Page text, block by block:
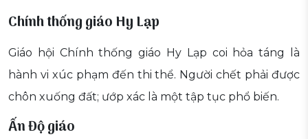
Chính thống giáo Hy Lạp
Giáo hội Chính thống giáo Hy Lạp coi hỏa táng là
hành vi xúc phạm đến thi thể. Người chết phải được
chôn xuống đất; ướp xác là một tập tục phổ biến.
Ấn Độ giáo